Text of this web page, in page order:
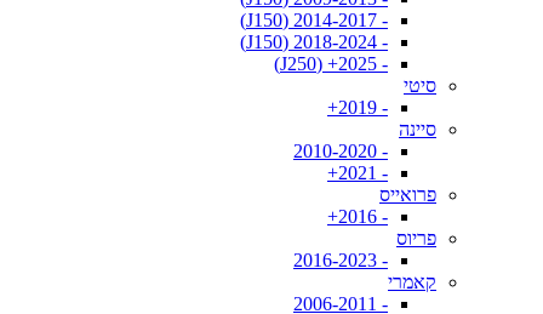
- 2014-2017 (J150)
- 2018-2024 (J150)
- 2025+ (J250)
סיטי
- 2019+
סיינה
- 2010-2020
- 2021+
פרואייס
- 2016+
פריוס
- 2016-2023
קאמרי
- 2006-2011